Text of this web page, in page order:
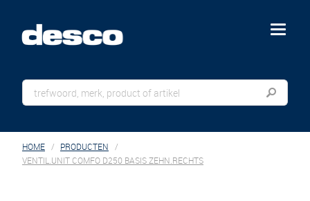
menu
HOME
PRODUCTEN
VENTIL.UNIT COMFO D250 BASIS ZEHN.RECHTS